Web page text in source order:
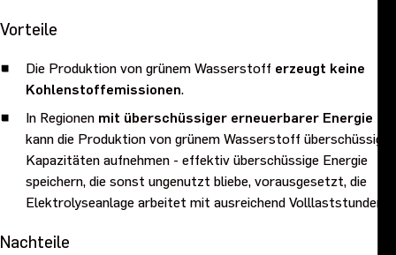
Vorteile
Die Produktion von grünem Wasserstoff erzeugt keine
Kohlenstoffemissionen.
In Regionen mit überschüssiger erneuerbarer Energie
kann die Produktion von grünem Wasserstoff überschüssige
Kapazitäten aufnehmen - effektiv überschüssige Energie
speichern, die sonst ungenutzt bliebe, vorausgesetzt, die
Elektrolyseanlage arbeitet mit ausreichend Volllaststunden.
Nachteile